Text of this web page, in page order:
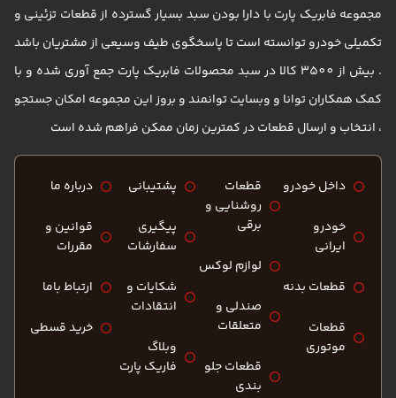
مجموعه فابریک پارت با دارا بودن سبد بسیار گسترده از قطعات تزئینی و
تکمیلی خودرو توانسته است تا پاسخگوی طیف وسیعی از مشتریان باشد
. بیش از 3500 کالا در سبد محصولات فابریک پارت جمع آوری شده و با
کمک همکاران توانا و وبسایت توانمند و بروز این مجموعه امکان جستجو
، انتخاب و ارسال قطعات در کمترین زمان ممکن فراهم شده است
داخل خودرو
خودرو
ایرانی
قطعات بدنه
قطعات
موتوری
قطعات
روشنایی و
برقی
لوازم لوکس
صندلی و
متعلقات
قطعات جلو
بندی
پشتیبانی
پیگیری
سفارشات
شکایات و
انتقادات
وبلاگ
فاریک پارت
درباره ما
قوانین و
مقررات
ارتباط باما
خرید قسطی